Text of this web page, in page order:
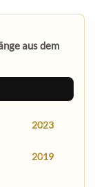
aus dem
2023
2019